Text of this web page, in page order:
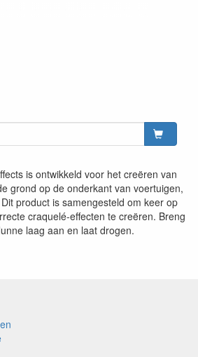
is ontwikkeld voor het creëren van
grond op de onderkant van voertuigen,
product is samengesteld om keer op
craquelé-effecten te creëren. Breng
laag aan en laat drogen.